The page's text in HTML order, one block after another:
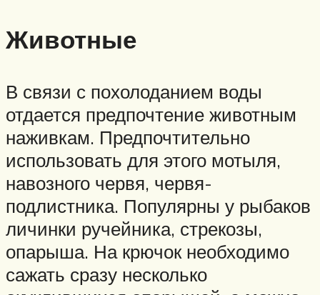
Животные
В связи с похолоданием воды
отдается предпочтение животным
наживкам. Предпочтительно
использовать для этого мотыля,
навозного червя, червя-
подлистника. Популярны у рыбаков
личинки ручейника, стрекозы,
опарыша. На крючок необходимо
сажать сразу несколько